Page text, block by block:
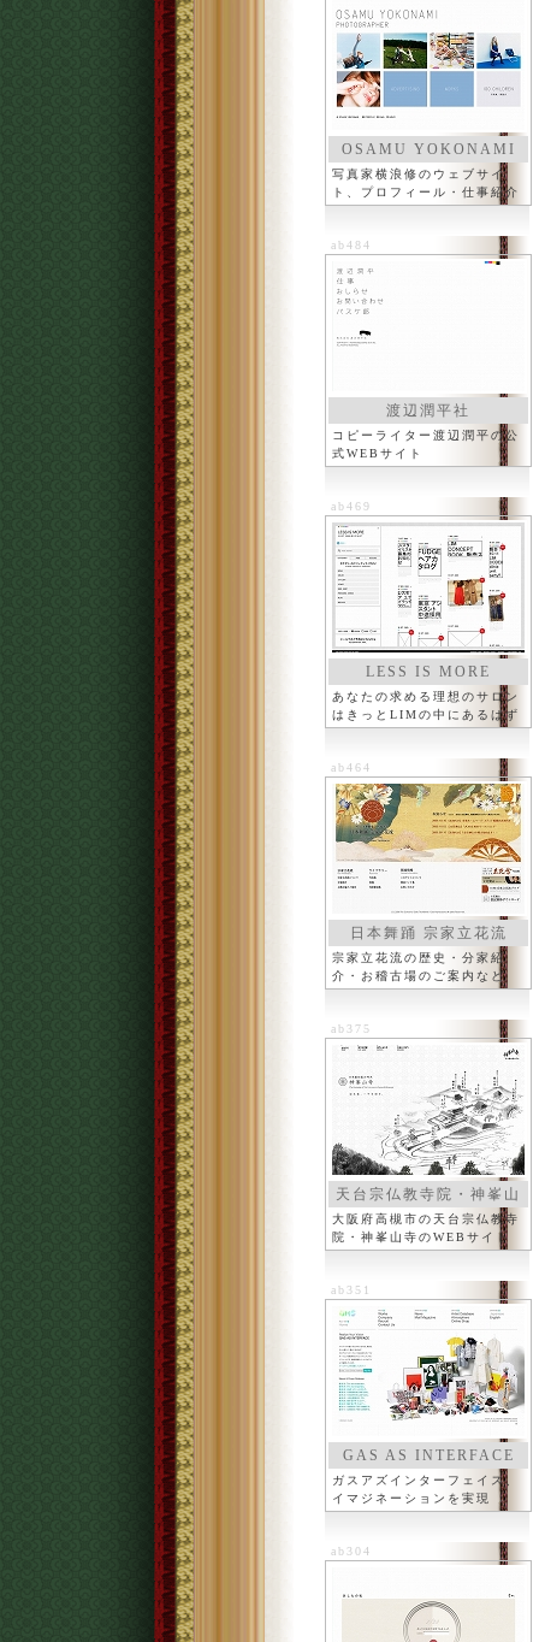
OSAMU YOKONAMI
写真家横浪修のウェブサイ
ト、プロフィール・仕事紹介
ab484
渡辺潤平社
コピーライター渡辺潤平の公
式WEBサイト
ab469
LESS IS MORE
Co.,Ltd.
あなたの求める理想のサロン
はきっとLIMの中にあるはず
ab464
日本舞踊 宗家立花流
宗家立花流の歴史・分家紹
介・お稽古場のご案内など
ab375
天台宗仏教寺院・神峯山
寺
大阪府高槻市の天台宗仏教寺
院・神峯山寺のWEBサイト
ab351
GAS AS INTERFACE
ガスアズインターフェイス、
イマジネーションを実現
ab304